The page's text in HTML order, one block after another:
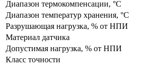
Диапазон термокомпенсации, °С
Диапазон температур хранения, °С
Разрушающая нагрузка, % от НПИ
Материал датчика
Допустимая нагрузка, % от НПИ
Класс точности